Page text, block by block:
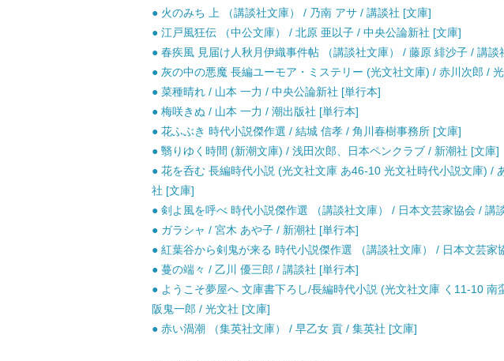
● 火のみち 上 （講談社文庫） / 乃南 アサ / 講談社 [文庫]
● 江戸風狂伝 （中公文庫） / 北原 亜以子 / 中央公論新社 [文庫]
● 春疾風 見届け人秋月伊織事件帖 （講談社文庫） / 藤原 緋沙子 / 講談
● 灰の中の悪魔 長編ユーモア・ミステリー (光文社文庫) / 赤川次郎 /
● 菜種晴れ / 山本 一力 / 中央公論新社 [単行本]
● 梅咲きぬ / 山本 一力 / 潮出版社 [単行本]
● 花ふぶき 時代小説傑作選 / 結城 信孝 / 角川春樹事務所 [文庫]
● 翳りゆく時間 (新潮文庫) / 浅田次郎、日本ペンクラブ / 新潮社 [文庫]
● 花を呑む 長編時代小説 (光文社文庫 あ46-10 光文社時代小説文庫) /
社 [文庫]
● 剣よ風を呼べ 時代小説傑作選 （講談社文庫） / 日本文芸家協会 / 講
● ガラシャ / 宮木 あや子 / 新潮社 [単行本]
● 紅葉谷から剣鬼が来る 時代小説傑作選 （講談社文庫） / 日本文芸家
● 蔓の端々 / 乙川 優三郎 / 講談社 [単行本]
● ようこそ夢屋へ 文庫書下ろし/長編時代小説 (光文社文庫 く11-10 南
阪鬼一郎 / 光文社 [文庫]
● 赤い渦潮 （集英社文庫） / 早乙女 貢 / 集英社 [文庫]